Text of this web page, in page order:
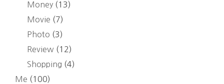
학
Money (13)
Movie (7)
Photo (3)
Review (12)
Shopping (4)
Me (100)